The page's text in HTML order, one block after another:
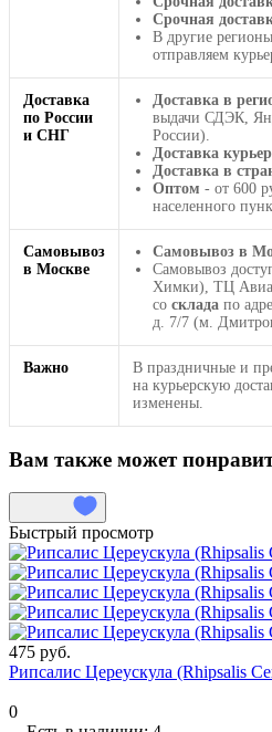
Срочная
В другие
отправляем
Доставка
по России
и СНГ
Доставка в
выдачи СДЭК,
России).
Доставка
Доставка в
Оптом - от 600
населенного
Самовывоз
в Москве
Самовывоз в
Самовывоз
Химки), ТЦ
со склада по
д. 7/7 (м.
Важно
В праздничные и
на курьерскую
изменены.
Вам также может
Быстрый просмотр
475 руб.
Рипсалис Цереускула (Rhipsalis
0